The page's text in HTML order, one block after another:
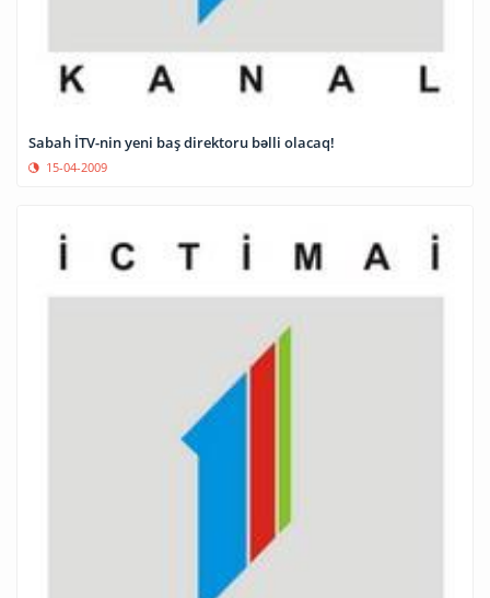
Sabah İTV-nin yeni baş direktoru bəlli olacaq!
15-04-2009